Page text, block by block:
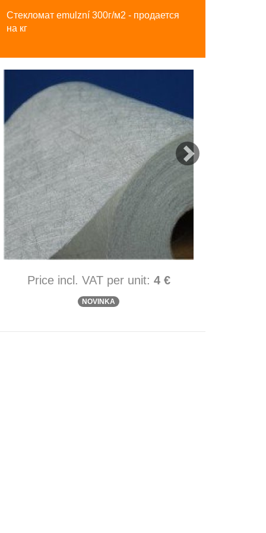
Стекломат emulzní 300г/м2 - продается
на кг
Price incl. VAT per unit: 4 €
NOVINKA